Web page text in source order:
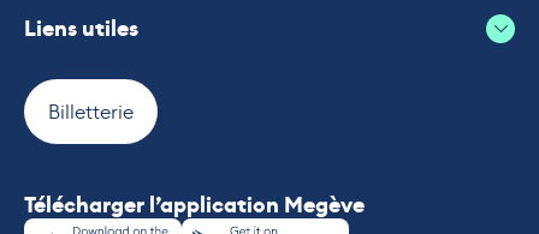
Liens utiles
Billetterie
Télécharger l’application Megève